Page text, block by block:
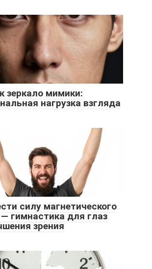
зеркало мимики:
нагрузка взгляда
силу магнетического
гимнастика для глаз
зрения